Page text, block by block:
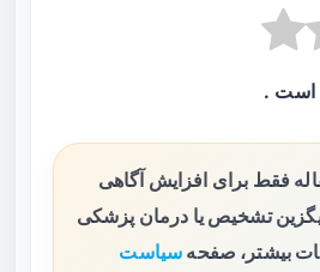
است .
فقط برای افزایش آگاهی
تشخیص یا درمان پزشکی
بیشتر، صفحه سیاست